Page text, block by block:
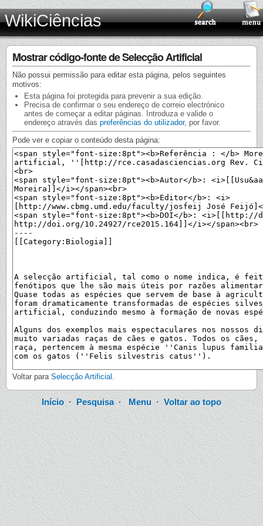
WikiCiências
Mostrar código-fonte de Selecção Artificial
Não possui permissão para editar esta página, pelos seguintes
motivos:
Esta página foi protegida para prevenir a sua edição.
Precisa de confirmar o seu endereço de correio electrónico
antes de começar a editar páginas. Introduza e valide o
endereço através das preferências do utilizador, por favor.
Pode ver e copiar o conteúdo desta página:
Voltar para Selecção Artificial .
Início·Pesquisa·Menu ·Voltar ao topo